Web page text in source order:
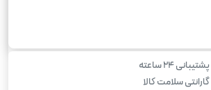
پشتیبانی ۲۴ ساعته
گارانتی سلامت کالا